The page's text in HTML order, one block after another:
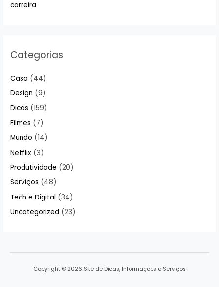
carreira
Categorias
Casa (44)
Design (9)
Dicas (159)
Filmes (7)
Mundo (14)
Netflix (3)
Produtividade (20)
Serviços (48)
Tech e Digital (34)
Uncategorized (23)
Copyright © 2026 Site de Dicas, Informações e Serviços